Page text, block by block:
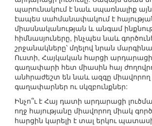
պարունակում է նաև սպառնալիք
էապես սահմանափակում է
միասնականության և անգամ
հիմնասյուները, ինչպես նաև
շրջանակները՝ մղելով նրան
Ուստի, Հայկական հարցի արդարացի
գաղափարի հետ միասին հայ
անհրաժեշտ են նաև ազգը միավորող
գաղափարներ ու սկզբունքներ:
Ինչո՞ւ է Հայ դատի արդարացի
ողջ հայությանը միավորող միակ
հարցին կարելի է տալ երկու